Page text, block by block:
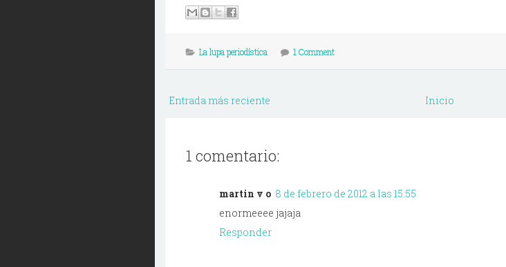
La lupa periodística 1 Comment
Entrada más reciente Inicio
1 comentario:
martin v o 8 de febrero de 2012 a las 15:55
enormeeee jajaja
Responder